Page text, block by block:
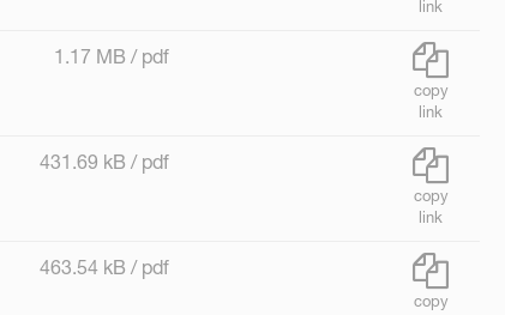
link
1.17 MB / pdf
copy
link
431.69 kB / pdf
copy
link
463.54 kB / pdf
copy